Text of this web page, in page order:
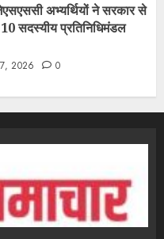
अभ्यर्थियों ने सरकार से
10 सदस्यीय प्रतिनिधिमंडल
2026 0